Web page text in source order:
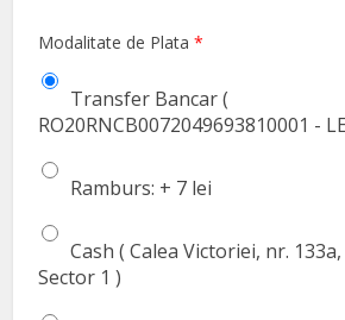
Modalitate de Plata*
Transfer Bancar (
RO20RNCB0072049693810001 -
Ramburs: + 7 lei
Cash ( Calea Victoriei, nr.
Sector 1 )